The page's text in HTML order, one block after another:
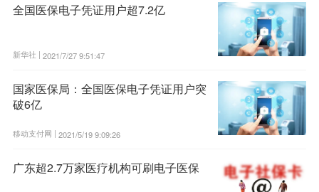
全国医保电子凭证用户超7.2亿
新华社 | 2021/7/27 9:51:47
国家医保局：全国医保电子凭证用户突
破6亿
移动支付网 | 2021/5/19 9:09:26
广东超2.7万家医疗机构可刷电子医保